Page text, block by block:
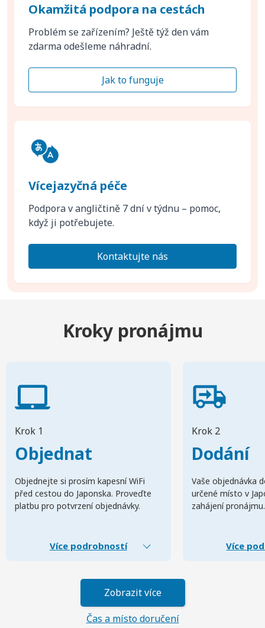
Okamžitá podpora na cestách
Problém se zařízením? Ještě týž den vám
zdarma odešleme náhradní.
Jak to funguje
Vícejazyčná péče
Podpora v angličtině 7 dní v týdnu – pomoc,
když ji potřebujete.
Kontaktujte nás
Kroky pronájmu
Krok 1
Objednat
Objednejte si prosím kapesní WiFi
před cestou do Japonska. Proveďte
platbu pro potvrzení objednávky.
Více podrobností
Krok 2
Dodání
Vaše objednávka
určené místo v
zahájení pronájmu.
Více
Zobrazit více
Čas a místo doručení